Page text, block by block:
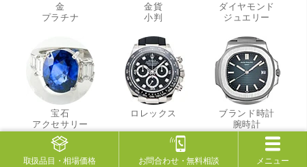
取扱品目 ・相場価格 お問合わせ・無料相談 メニュー
金
プラチナ
金貨
小判
ダイヤモンド
ジュエリー
宝石
アクセサリー
ロレックス
ブランド時計
腕時計